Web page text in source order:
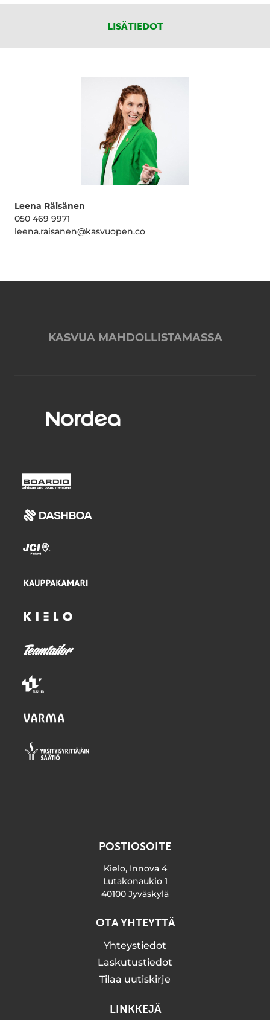
LISÄTIEDOT
Leena Räisänen
050 469 9971
leena.raisanen@kasvuopen.co
KASVUA MAHDOLLISTAMASSA
POSTIOSOITE
Kielo, Innova 4
Lutakonaukio 1
40100 Jyväskylä
OTA YHTEYTTÄ
Yhteystiedot
Laskutustiedot
Tilaa uutiskirje
LINKKEJÄ